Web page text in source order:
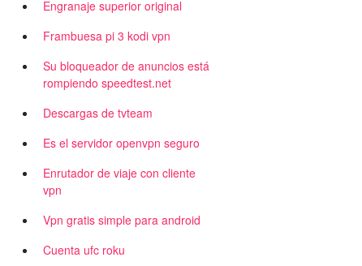
Engranaje superior original
Frambuesa pi 3 kodi vpn
Su bloqueador de anuncios está
rompiendo speedtest.net
Descargas de tvteam
Es el servidor openvpn seguro
Enrutador de viaje con cliente
vpn
Vpn gratis simple para android
Cuenta ufc roku